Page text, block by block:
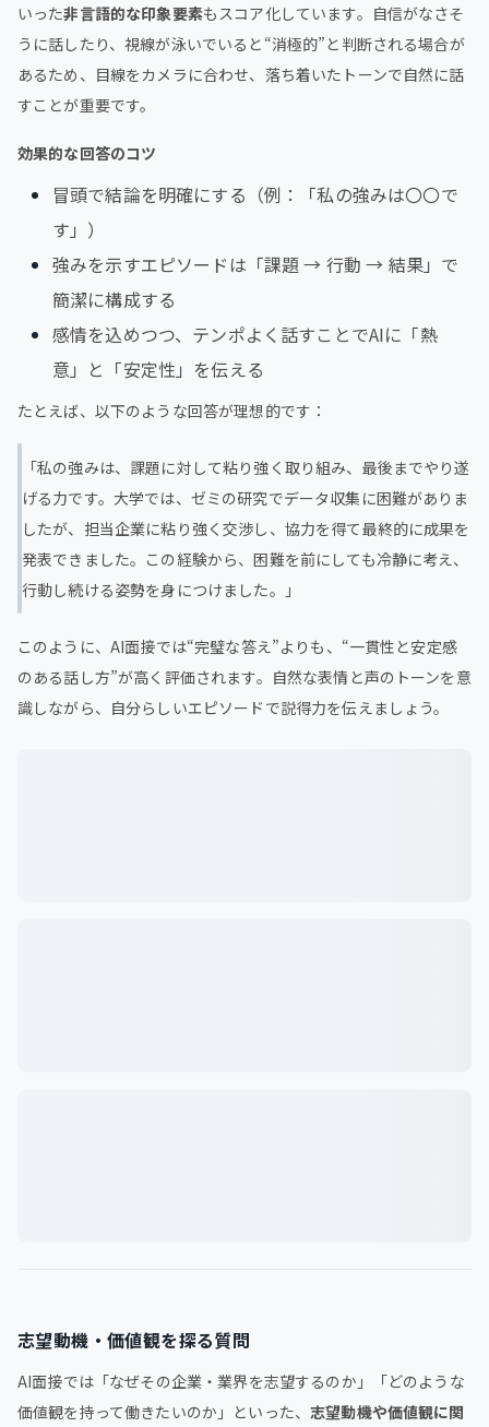
いった非言語的な印象要素もスコア化しています。自信がなさそ
うに話したり、視線が泳いでいると“消極的”と判断される場合が
あるため、目線をカメラに合わせ、落ち着いたトーンで自然に話
すことが重要です。
効果的な回答のコツ
冒頭で結論を明確にする（例：「私の強みは〇〇で
す」）
強みを示すエピソードは「課題 → 行動 → 結果」で
簡潔に構成する
感情を込めつつ、テンポよく話すことでAIに「熱
意」と「安定性」を伝える
たとえば、以下のような回答が理想的です：
「私の強みは、課題に対して粘り強く取り組み、最後までやり遂
げる力です。大学では、ゼミの研究でデータ収集に困難がありま
したが、担当企業に粘り強く交渉し、協力を得て最終的に成果を
発表できました。この経験から、困難を前にしても冷静に考え、
行動し続ける姿勢を身につけました。」
このように、AI面接では“完璧な答え”よりも、“一貫性と安定感
のある話し方”が高く評価されます。自然な表情と声のトーンを意
識しながら、自分らしいエピソードで説得力を伝えましょう。
志望動機・価値観を探る質問
AI面接では「なぜその企業・業界を志望するのか」「どのような
価値観を持って働きたいのか」といった、志望動機や価値観に関